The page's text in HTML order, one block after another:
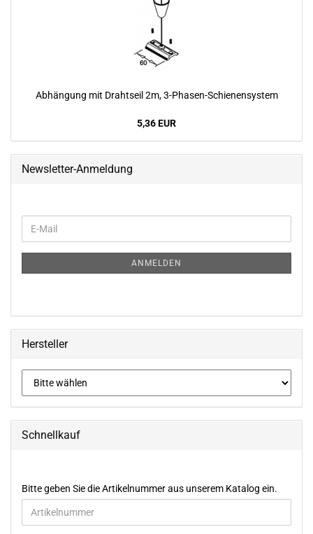
Ab­hän­gung mit Draht­seil 2m, 3-​Phasen-Schienensystem
5,36 EUR
Newsletter-Anmeldung
ZUR
E-
Mail
ANMELDEN
Hersteller
Schnellkauf
BITTE
GEBEN
SIE
Bitte geben Sie die Artikelnummer aus unserem Katalog ein.